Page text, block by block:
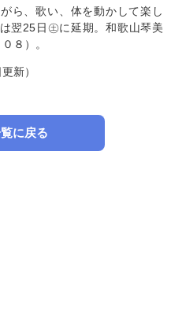
ら、歌い、体を動かして楽し
翌25日㊏に延期。和歌山琴美
８）。
新）
に戻る